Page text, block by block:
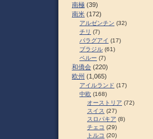
南極 (39)
南米 (172)
アルゼンチン (32)
チリ (7)
パラグアイ (17)
ブラジル (61)
ペルー (7)
和僑会 (220)
欧州 (1,065)
アイルランド (17)
中欧 (168)
オーストリア (72)
スイス (27)
スロパキア (8)
チェコ (29)
トルコ (20)